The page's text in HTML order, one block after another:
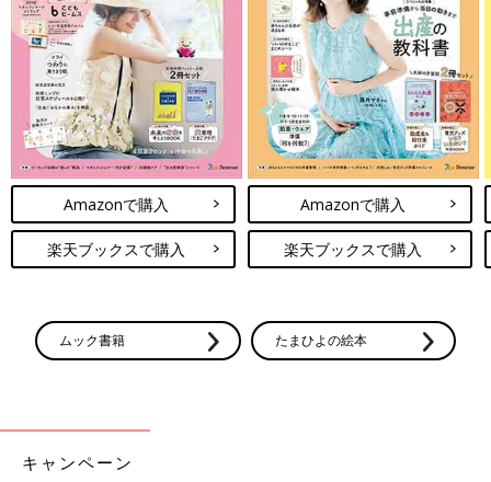
――私たちは「グリーフ」とどのように向き合っていけばいいの
でしょうか。
窪田 グリーフケアを学んで最初に言われるのは「『乗り越え
る』」という言葉を使わない」ということです。「立ち直る」と
か「乗り越える」などという言葉を使うと、そのために頑張らな
くてはいけないと思ってかえってしんどくなってしまいます。だ
から「乗り越えるのではなくて、トゲトゲした角を少しずつ取り
ながらその思いを抱えて生きていく」。「喪失の苦しみから立ち
直るのではなく、喪失を大切にしながら生きていくのを支え
る」。それがグリーフケアだと私は思っています。
うにはいきませんから、どのお父さん、お母さんもみんなそれぞ
れ頑張っていると思いますよ。それでも困ったときは全部自分で
が、私は「迷惑をかけても許されるキャラクターを持つことが本
Amazonで購入
楽天ブックスで購入
Amazonで購入
楽天ブックスで購入
ムック書籍 たまひよの絵本
キャンペーン